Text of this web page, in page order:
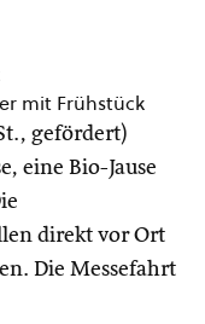
mit Frühstück
gefördert)
eine Bio-Jause
direkt vor Ort
Die Messefahrt